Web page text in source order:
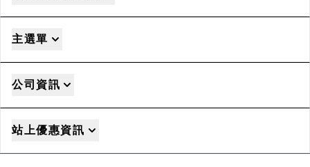
主選單
公司資訊
站上優惠資訊